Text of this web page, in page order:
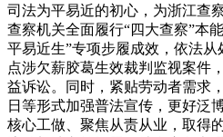
司法为平易近的初心，为浙江查
查察机关全面履行“四大查察”本
平易近生”专项步履成效，依法
点涉欠薪胶葛生效裁判监视案件
益诉讼。同时，紧贴劳动者需求
日等形式加强普法宣传，更好泛
核心工做、聚焦从责从业，取得